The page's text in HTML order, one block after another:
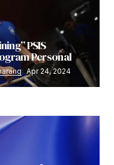
PSIS
Personal
Apr 24, 2024